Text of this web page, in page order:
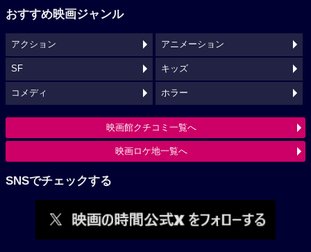
おすすめ映画ジャンル
アクション アニメーション
SF キッズ
コメディ ホラー
映画館クチコミ一覧へ
映画ロケ地一覧へ
SNSでチェックする